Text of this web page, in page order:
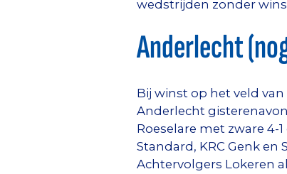
wedstrijden zonder
Anderlecht
Bij winst op het veld
Anderlecht
Roeselare met zware
Standard, KRC Genk
Achtervolgers Lokeren